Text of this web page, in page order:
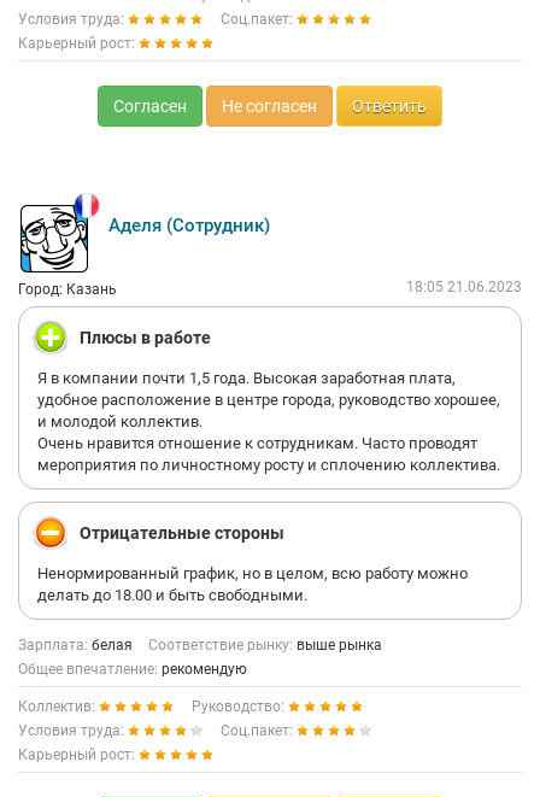
Условия труда:
Соц.пакет:
Карьерный рост:
Согласен Не согласен Ответить
Аделя (Сотрудник)
Город: Казань 18:05 21.06.2023
Плюсы в работе
Я в компании почти 1,5 года. Высокая заработная плата,
удобное расположение в центре города, руководство хорошее,
и молодой коллектив.
Очень нравится отношение к сотрудникам. Часто проводят
мероприятия по личностному росту и сплочению коллектива.
Отрицательные стороны
Ненормированный график, но в целом, всю работу можно
делать до 18.00 и быть свободными.
Зарплата: белая Соответствие рынку: выше рынка
Общее впечатление: рекомендую
Коллектив:
Руководство:
Условия труда:
Соц.пакет:
Карьерный рост: